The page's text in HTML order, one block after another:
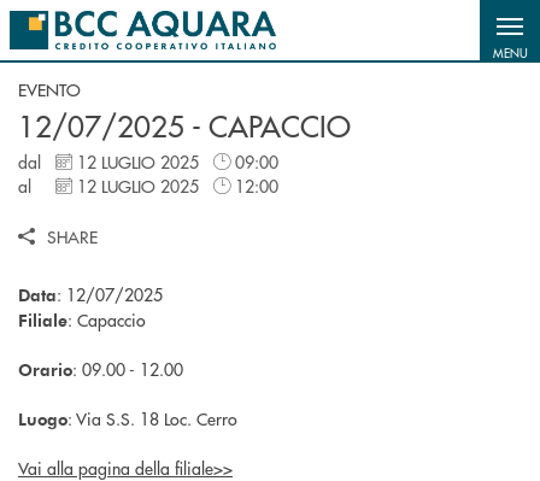
Salta al contenuto principale
MENU
EVENTO
12/07/2025 - CAPACCIO
dal 12 LUGLIO 2025
09:00
al
12 LUGLIO 2025 12:00
SHARE
Data: 12/07/2025
Filiale: Capaccio
Orario: 09.00 - 12.00
Luogo: Via S.S. 18 Loc. Cerro
Vai alla pagina della filiale>>